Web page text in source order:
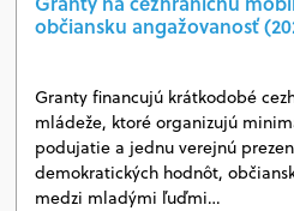
občiansku angažovanosť
Granty financujú krátkodobé
mládeže, ktoré organizujú
podujatie a jednu verejnú
demokratických hodnôt,
medzi mladými ľuďmi…